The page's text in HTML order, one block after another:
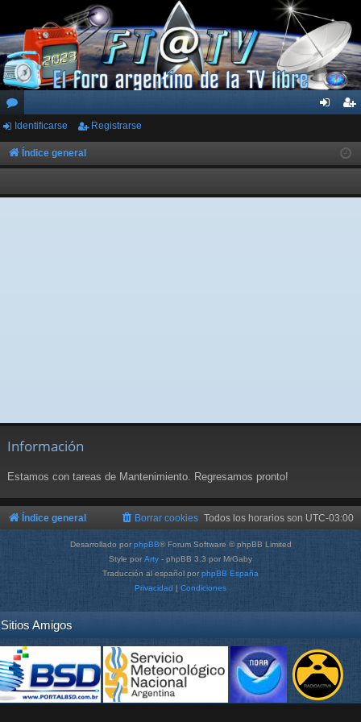
or
os
ar
ist
rs
Identificarse Registrarse
Índice general
Información
Estamos con tareas de Mantenimiento. Regresamos pronto!
Índice general Todos los horarios son UTC-03:00
Borrar cookies
Desarrollado por phpBB® Forum Software © phpBB Limited
Style por Arty - phpBB 3.3 por MrGaby
Traducción al español por phpBB España
Privacidad | Condiciones
Sitios Amigos